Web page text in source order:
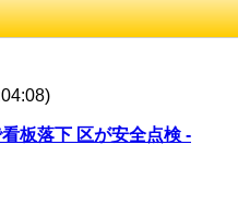
板落下 区が安全点検 -